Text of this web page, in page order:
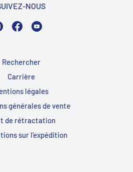
NOUS
InstagramFacebook
Rechercher
Carrière
légales
générales de vente
de rétractation
sur l'expédition